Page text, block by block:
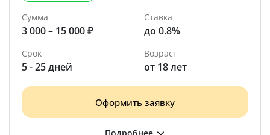
Сумма
3 000 – 15 000 ₽
Ставка
до 0.8%
Срок
5 - 25 дней
Возраст
от 18 лет
Оформить заявку